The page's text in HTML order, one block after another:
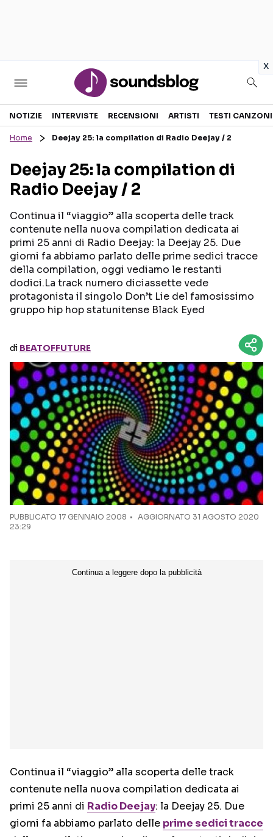
x
Sezioni
RECENSIONI MUSICALI
INTERVISTE
GOSSIP E CURIOSITÀ
TESTI CANZONI
TALENT SHOW
Seguici sui social
NOTIZIE INTERVISTE RECENSIONI ARTISTI TESTI CANZONI
Home Deejay 25: la compilation di Radio Deejay / 2
Deejay 25: la compilation di
Radio Deejay / 2
Continua il “viaggio” alla scoperta delle track
contenute nella nuova compilation dedicata ai
primi 25 anni di Radio Deejay: la Deejay 25. Due
giorni fa abbiamo parlato delle prime sedici tracce
della compilation, oggi vediamo le restanti
dodici.La track numero diciassette vede
protagonista il singolo Don’t Lie del famosissimo
gruppo hip hop statunitense Black Eyed
di BEATOFFUTURE
PUBBLICATO 17 GENNAIO 2008
AGGIORNATO 31 AGOSTO 2020
23:29
Continua il “viaggio” alla scoperta delle track
contenute nella nuova compilation dedicata ai
primi 25 anni di Radio Deejay: la Deejay 25. Due
giorni fa abbiamo parlato delle prime sedici tracce